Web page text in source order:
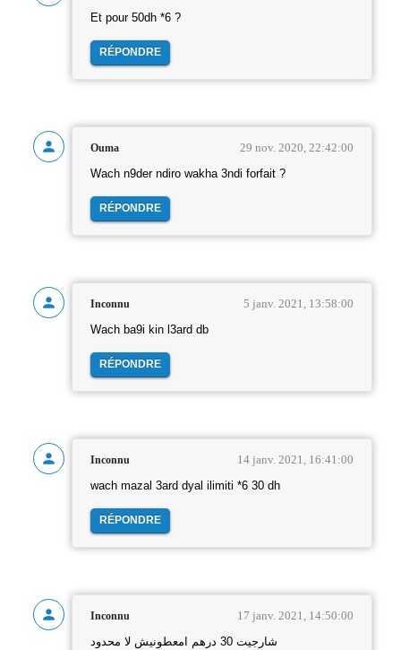
Et pour 50dh *6 ?
RÉPONDRE
Ouma 29 nov. 2020, 22:42:00
Wach n9der ndiro wakha 3ndi forfait ?
RÉPONDRE
Inconnu 5 janv. 2021, 13:58:00
Wach ba9i kin l3ard db
RÉPONDRE
Inconnu 14 janv. 2021, 16:41:00
wach mazal 3ard dyal ilimiti *6 30 dh
RÉPONDRE
Inconnu 17 janv. 2021, 14:50:00
شارجيت 30 درهم امعطونيش لا محدود